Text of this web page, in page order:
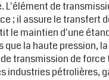
de
; il assure le transfert
le maintien d'une
la haute pression,
transmission de force
industries pétrolières,